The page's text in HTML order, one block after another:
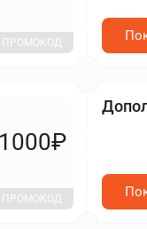
ПРОМОКОД
ПРОМОКОД